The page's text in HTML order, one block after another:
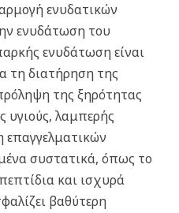
ενυδατικών
ενυδάτωση του
ενυδάτωση είναι
τη διατήρηση της
της ξηρότητας
υγιούς, λαμπερής
επαγγελματικών
συστατικά, όπως το
και ισχυρά
βαθύτερη